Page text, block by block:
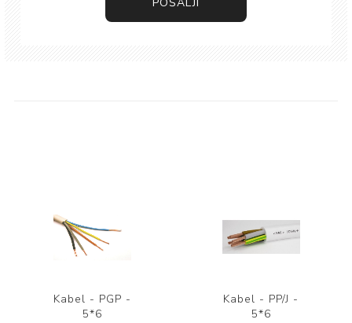
Kabel - PGP -
5*6
Kabel - PP/J -
5*6